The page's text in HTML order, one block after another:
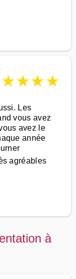
★★★★
Les
vous avez
avez le
année
agréables
à